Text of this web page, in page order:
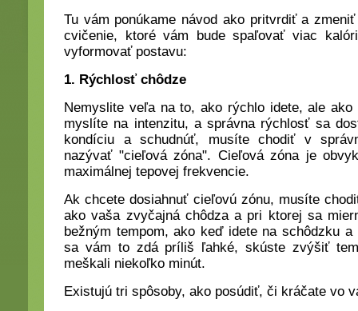
Tu vám ponúkame návod ako pritvrdiť a
cvičenie, ktoré vám bude spaľovať viac
vyformovať postavu:
1. Rýchlosť chôdze
Nemyslite veľa na to, ako rýchlo idete, ale
myslíte na intenzitu, a správna rýchlosť sa
kondíciu a schudnúť, musíte chodiť v
nazývať "cieľová zóna". Cieľová zóna je
maximálnej tepovej frekvencie.
Ak chcete dosiahnuť cieľovú zónu, musíte
ako vaša zvyčajná chôdza a pri ktorej sa
bežným tempom, ako keď idete na schôdzku
sa vám to zdá príliš ľahké, skúste zvýšiť
meškali niekoľko minút.
Existujú tri spôsoby, ako posúdiť, či kráčate vo